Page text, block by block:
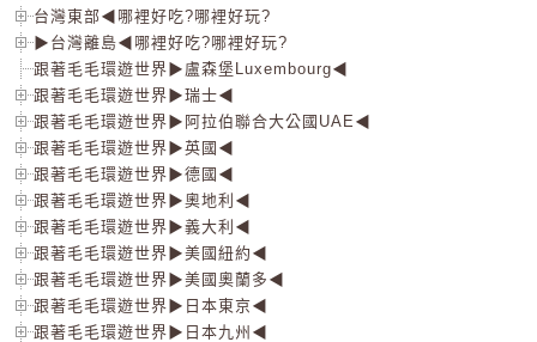
台灣東部◀哪裡好吃?哪裡好玩?
▶台灣離島◀哪裡好吃?哪裡好玩?
跟著毛毛環遊世界▶盧森堡Luxembourg◀
跟著毛毛環遊世界▶瑞士◀
跟著毛毛環遊世界▶阿拉伯聯合大公國UAE◀
跟著毛毛環遊世界▶英國◀
跟著毛毛環遊世界▶德國◀
跟著毛毛環遊世界▶奧地利◀
跟著毛毛環遊世界▶義大利◀
跟著毛毛環遊世界▶美國紐約◀
跟著毛毛環遊世界▶美國奧蘭多◀
跟著毛毛環遊世界▶日本東京◀
跟著毛毛環遊世界▶日本九州◀